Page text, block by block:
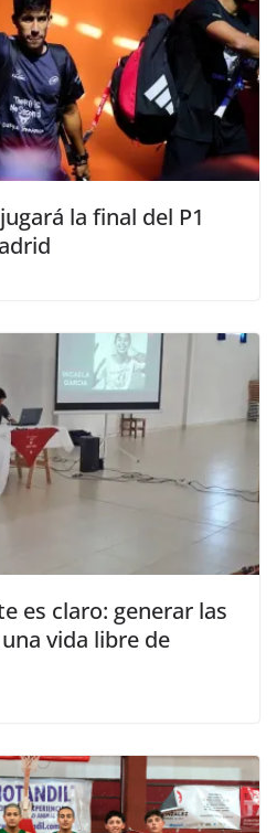
la final del P1
es claro: generar las
vida libre de